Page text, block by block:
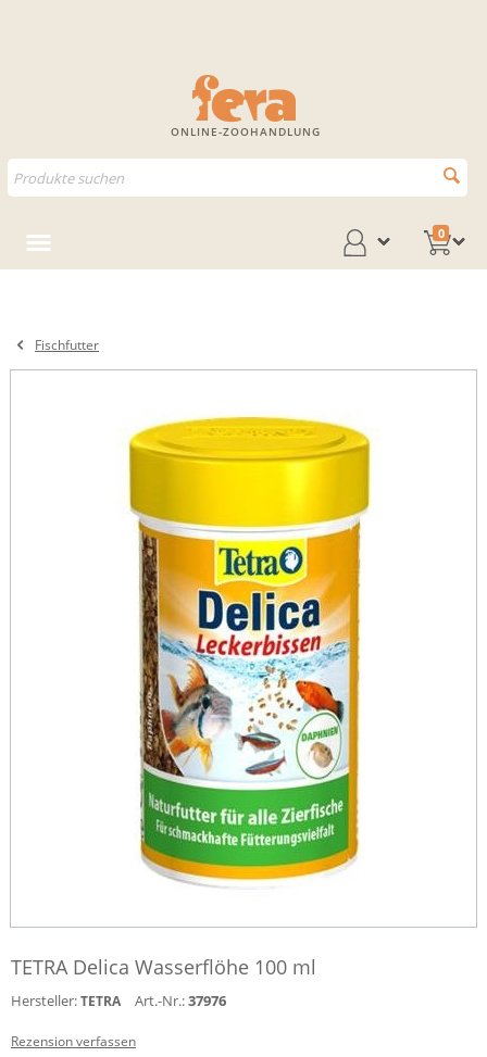
ONLINE-ZOOHANDLUNG
0
Fischfutter
TETRA Delica Wasserflöhe 100 ml
Hersteller:TETRA Art.-Nr.:37976
Rezension verfassen